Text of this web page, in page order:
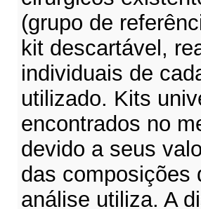
(grupo de
kit descartável,
individuais de
utilizado. Kits
encontrados no
devido a seus
das composições
análise utiliza. A